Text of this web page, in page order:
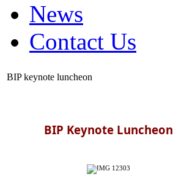
News
Contact Us
BIP keynote luncheon
BIP Keynote Luncheon